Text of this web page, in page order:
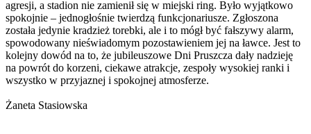
agresji, a stadion nie zamienił się w miejski ring. Było wyjątkowo
spokojnie – jednogłośnie twierdzą funkcjonariusze. Zgłoszona
została jedynie kradzież torebki, ale i to mógł być fałszywy alarm,
spowodowany nieświadomym pozostawieniem jej na ławce. Jest to
kolejny dowód na to, że jubileuszowe Dni Pruszcza dały nadzieję
na powrót do korzeni, ciekawe atrakcje, zespoły wysokiej ranki i
wszystko w przyjaznej i spokojnej atmosferze.
Żaneta Stasiowska